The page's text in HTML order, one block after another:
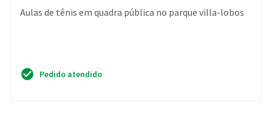
Aulas de tênis em quadra pública no parque villa-lobos
Pedido atendido